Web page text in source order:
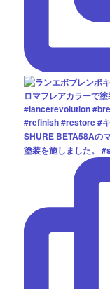
SHURE BETA58Aの
塗装を施しました。